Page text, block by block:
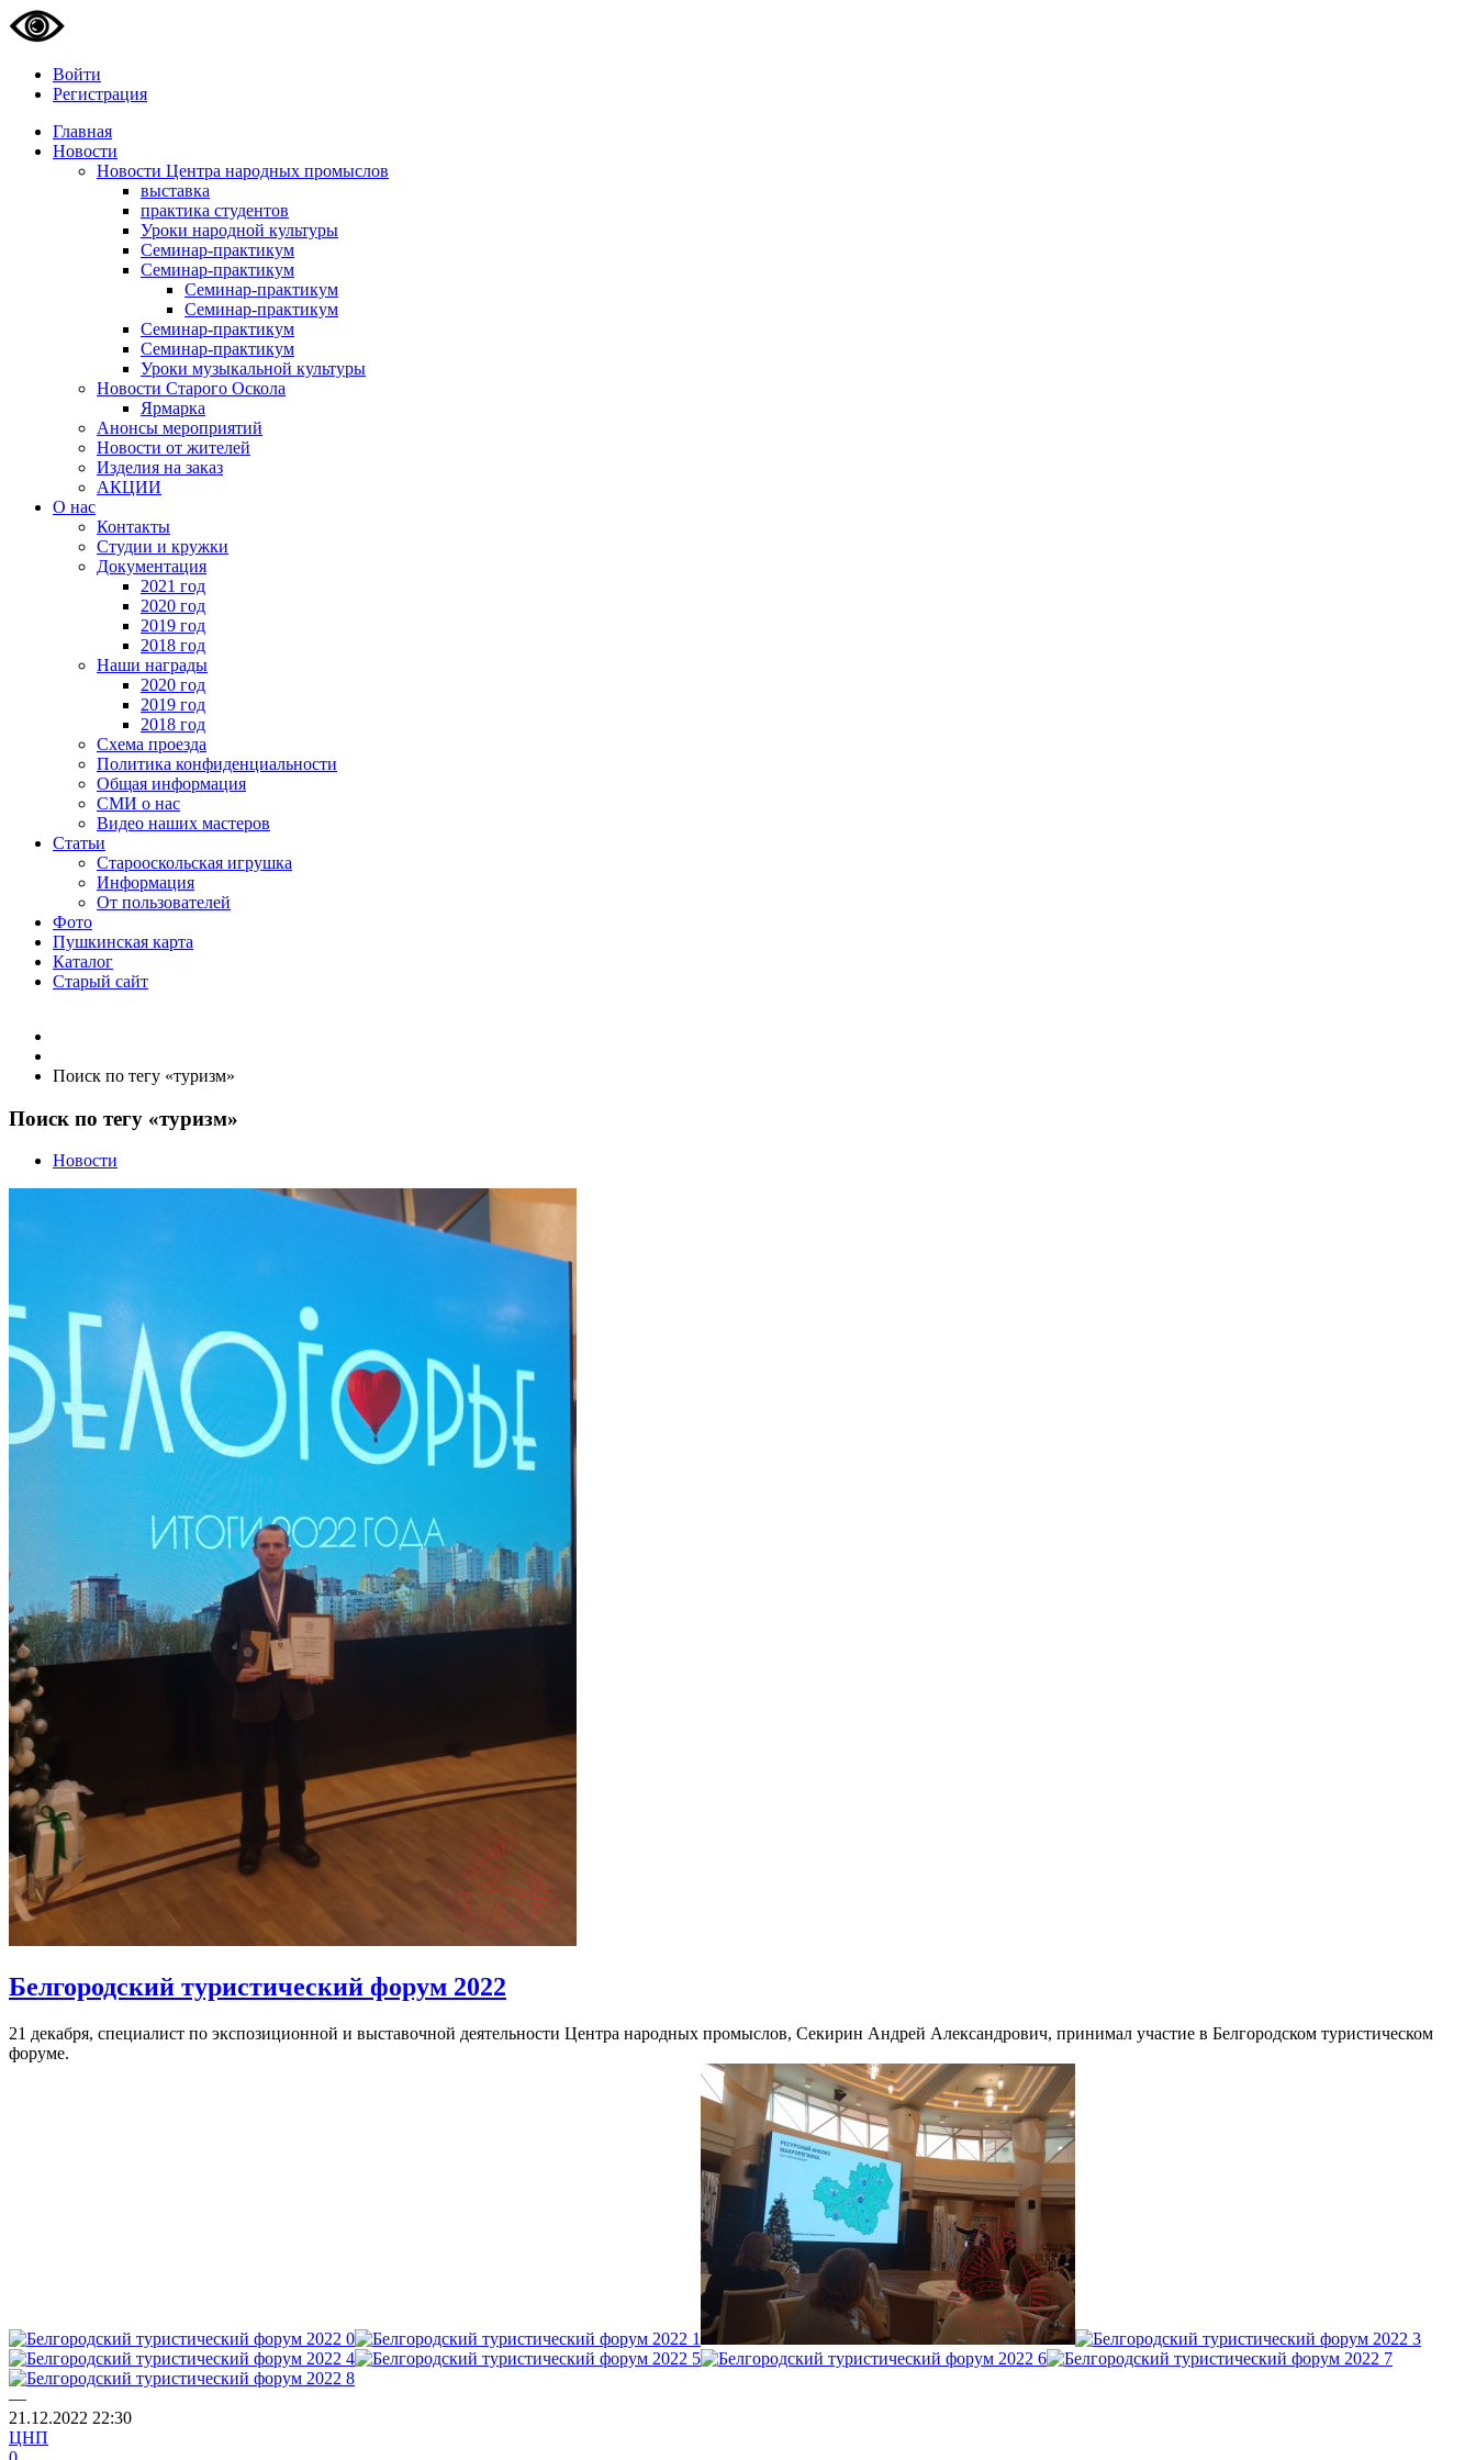
Войти
Регистрация
Главная
Новости
Новости Центра народных промыслов
выставка
практика студентов
Уроки народной культуры
Семинар-практикум
Семинар-практикум
Семинар-практикум
Семинар-практикум
Семинар-практикум
Семинар-практикум
Уроки музыкальной культуры
Новости Старого Оскола
Ярмарка
Анонсы мероприятий
Новости от жителей
Изделия на заказ
АКЦИИ
О нас
Контакты
Студии и кружки
Документация
2021 год
2020 год
2019 год
2018 год
Наши награды
2020 год
2019 год
2018 год
Схема проезда
Политика конфиденциальности
Общая информация
СМИ о нас
Видео наших мастеров
Статьи
Старооскольская игрушка
Информация
От пользователей
Фото
Пушкинская карта
Каталог
Старый сайт
Поиск по тегу «туризм»
Поиск по тегу «туризм»
Новости
Белгородский туристический форум 2022
21 декабря, специалист по экспозиционной и выставочной деятельности Центра народных промыслов, Секирин Андрей Александрович, принимал участие в Белгородском туристическом
форуме.
—
21.12.2022 22:30
ЦНП